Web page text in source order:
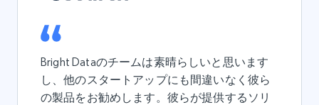
Bright Dataのチームは素晴らしいと思います
し、他のスタートアップにも間違いなく彼ら
の製品をお勧めします。彼らが提供するソリ